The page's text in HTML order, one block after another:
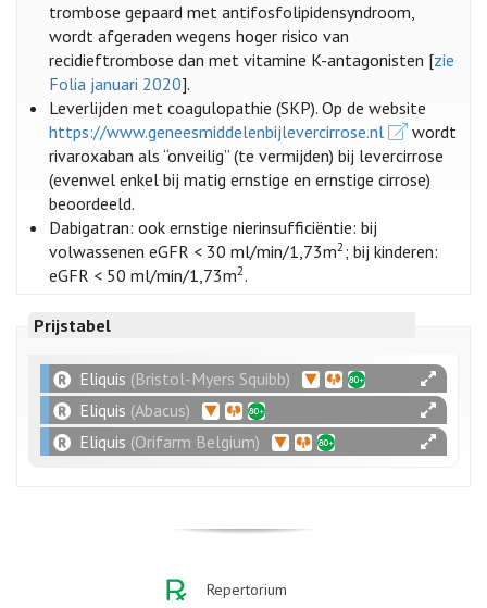
trombose gepaard met antifosfolipidensyndroom,
wordt afgeraden wegens hoger risico van
recidieftrombose dan met vitamine K-antagonisten [zie
Folia januari 2020].
Leverlijden met coagulopathie (SKP). Op de website
https://www.geneesmiddelenbijlevercirrose.nl
wordt
rivaroxaban als “onveilig” (te vermijden) bij levercirrose
(evenwel enkel bij matig ernstige en ernstige cirrose)
beoordeeld.
Dabigatran: ook ernstige nierinsufficiëntie: bij
volwassenen eGFR < 30 ml/min/1,73m2; bij kinderen:
eGFR < 50 ml/min/1,73m2.
Prijstabel
Eliquis (Bristol-Myers Squibb)
Eliquis (Abacus)
Eliquis (Orifarm Belgium)
Repertorium